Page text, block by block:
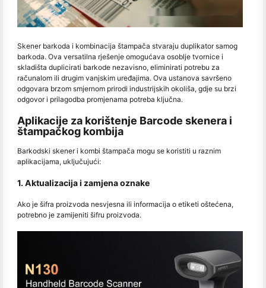
Skener barkoda i kombinacija štampača stvaraju duplikator samog
barkoda. Ova versatilna rješenje omogućava osoblje tvornice i
skladišta duplicirati barkode nezavisno, eliminirati potrebu za
računalom ili drugim vanjskim uređajima. Ova ustanova savršeno
odgovara brzom smjernom prirodi industrijskih okoliša, gdje su brzi
odgovor i prilagodba promjenama potreba ključna.
Aplikacije za korištenje Barcode skenera i
štampačkog kombija
Barkodski skener i kombi štampača mogu se koristiti u raznim
aplikacijama, uključujući:
1. Aktualizacija i zamjena oznake
Ako je šifra proizvoda nesvjesna ili informacija o etiketi oštećena,
potrebno je zamijeniti šifru proizvoda.